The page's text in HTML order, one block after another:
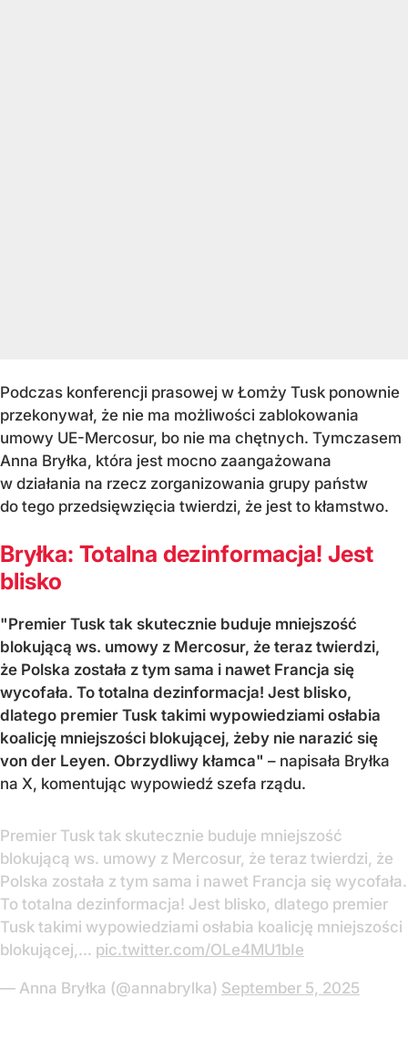
Podczas konferencji prasowej w Łomży Tusk ponownie
przekonywał, że nie ma możliwości zablokowania
umowy UE-Mercosur, bo nie ma chętnych. Tymczasem
Anna Bryłka, która jest mocno zaangażowana
w działania na rzecz zorganizowania grupy państw
do tego przedsięwzięcia twierdzi, że jest to kłamstwo.
Bryłka: Totalna dezinformacja! Jest
blisko
"Premier Tusk tak skutecznie buduje mniejszość
blokującą ws. umowy z Mercosur, że teraz twierdzi,
że Polska została z tym sama i nawet Francja się
wycofała. To totalna dezinformacja! Jest blisko,
dlatego premier Tusk takimi wypowiedziami osłabia
koalicję mniejszości blokującej, żeby nie narazić się
von der Leyen. Obrzydliwy kłamca" – napisała Bryłka
na X, komentując wypowiedź szefa rządu.
Premier Tusk tak skutecznie buduje mniejszość
blokującą ws. umowy z Mercosur, że teraz twierdzi, że
Polska została z tym sama i nawet Francja się wycofała.
To totalna dezinformacja! Jest blisko, dlatego premier
Tusk takimi wypowiedziami osłabia koalicję mniejszości
blokującej,… pic.twitter.com/OLe4MU1bIe
— Anna Bryłka (@annabrylka) September 5, 2025